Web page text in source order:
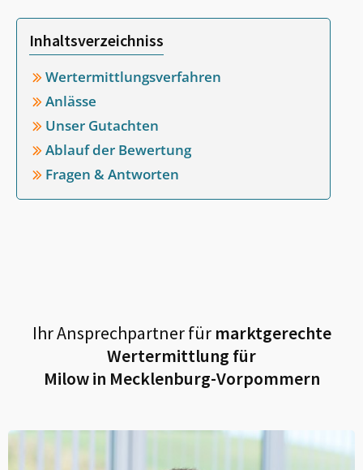
Inhaltsverzeichniss
Wertermittlungsverfahren
Anlässe
Unser Gutachten
Ablauf der Bewertung
Fragen & Antworten
Ihr Ansprechpartner fürmarktgerechte
Wertermittlung für
Milow in Mecklenburg-Vorpommern